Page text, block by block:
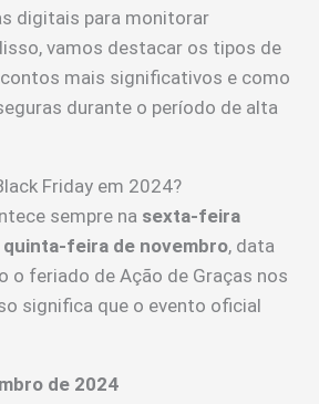
digitais para monitorar
vamos destacar os tipos de
mais significativos e como
durante o período de alta
Friday em 2024?
sempre na sexta-feira
feira de novembro, data
o feriado de Ação de Graças nos
significa que o evento oficial
de 2024